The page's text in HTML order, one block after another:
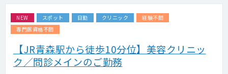
NEW スポット 日勤 クリニック
経験不問
専門医資格不問
【JR青森駅から徒歩10分位】美容クリニッ
ク／問診メインのご勤務